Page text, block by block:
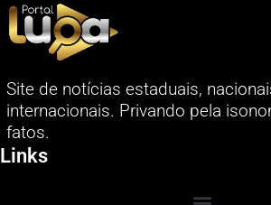
Site de notícias estaduais,
internacionais. Privando pela
fatos.
Links